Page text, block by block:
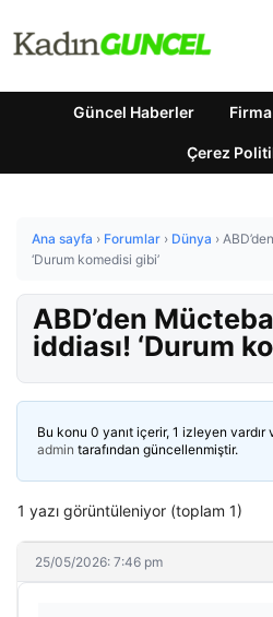
Güncel Haberler
Çerez
Ana sayfa › Forumlar › Dünya ›
‘Durum komedisi gibi’
ABD’den
iddiası! ‘Durum
Bu konu 0 yanıt içerir, 1 izleyen vardır
admin tarafından güncellenmiştir.
1 yazı görüntüleniyor (toplam 1)
25/05/2026: 7:46 pm